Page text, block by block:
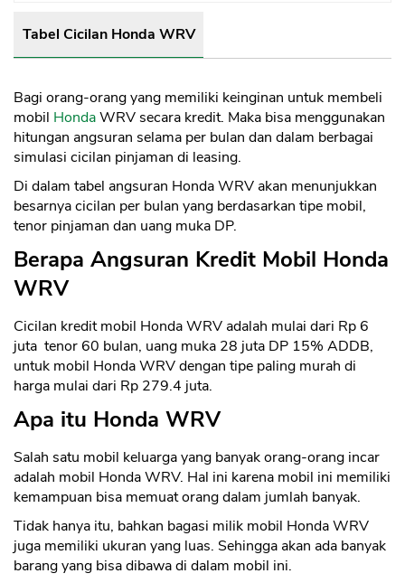
Asuransi Syariah
Tabel Cicilan Honda WRV
Bagi orang-orang yang memiliki keinginan untuk membeli
mobil HondaWRV secara kredit. Maka bisa menggunakan
hitungan angsuran selama per bulan dan dalam berbagai
simulasi cicilan pinjaman di leasing.
Di dalam tabel angsuran Honda WRV akan menunjukkan
besarnya cicilan per bulan yang berdasarkan tipe mobil,
tenor pinjaman dan uang muka DP.
Berapa Angsuran Kredit Mobil Honda
WRV
Cicilan kredit mobil Honda WRV adalah mulai dari Rp 6
juta tenor 60 bulan, uang muka 28 juta DP 15% ADDB,
untuk mobil Honda WRV dengan tipe paling murah di
harga mulai dari Rp 279.4 juta.
Apa itu Honda WRV
Salah satu mobil keluarga yang banyak orang-orang incar
adalah mobil Honda WRV. Hal ini karena mobil ini memiliki
kemampuan bisa memuat orang dalam jumlah banyak.
Tidak hanya itu, bahkan bagasi milik mobil Honda WRV
juga memiliki ukuran yang luas. Sehingga akan ada banyak
barang yang bisa dibawa di dalam mobil ini.